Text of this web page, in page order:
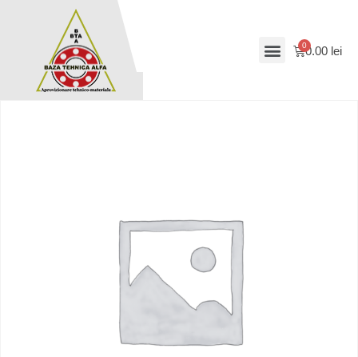
0.00 lei